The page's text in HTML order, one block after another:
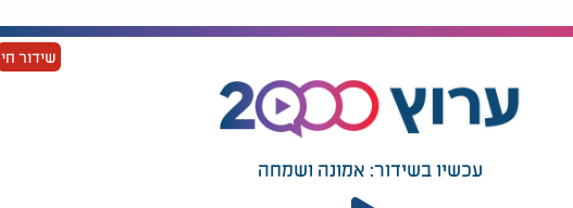
להתגייר דרך הרבנות בתל אביב כשהיה קטין. הרב ביקש מכתב
בעקבות פיגוע, השתנו התקנות, ורק בני 40 ומעלה הורשו לשהות בארץ, מה שהפך אותו לבלתי
אף על פי שידע כבר עברית, הוא עמד בפני השופט והצהיר: "הנשמה שלי
שידור חי
עכשיו בשידור: אמונה ושמחה